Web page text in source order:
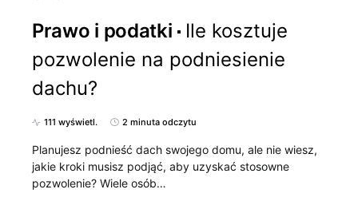
Prawo i podatki
Ile kosztuje
pozwolenie na podniesienie
dachu?
111 wyświetl. 2 minuta odczytu
Planujesz podnieść dach swojego domu, ale nie wiesz,
jakie kroki musisz podjąć, aby uzyskać stosowne
pozwolenie? Wiele osób…